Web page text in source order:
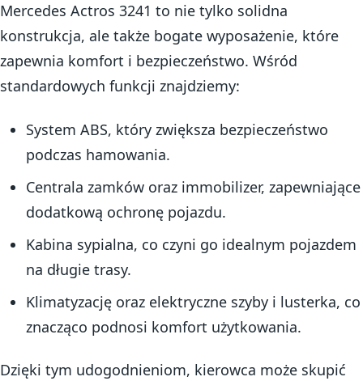
Mercedes Actros 3241 to nie tylko solidna
konstrukcja, ale także bogate wyposażenie, które
zapewnia komfort i bezpieczeństwo. Wśród
standardowych funkcji znajdziemy:
System ABS, który zwiększa bezpieczeństwo
podczas hamowania.
Centrala zamków oraz immobilizer, zapewniające
dodatkową ochronę pojazdu.
Kabina sypialna, co czyni go idealnym pojazdem
na długie trasy.
Klimatyzację oraz elektryczne szyby i lusterka, co
znacząco podnosi komfort użytkowania.
Dzięki tym udogodnieniom, kierowca może skupić